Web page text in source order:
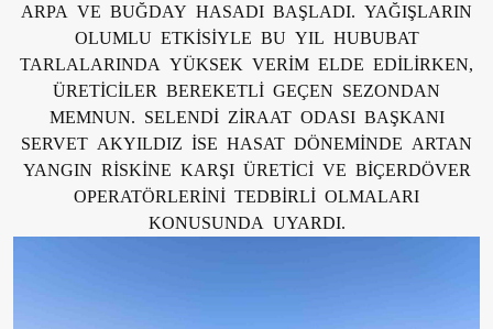
ARPA VE BUĞDAY HASADI BAŞLADI. YAĞIŞLARIN
OLUMLU ETKİSİYLE BU YIL HUBUBAT
TARLALARINDA YÜKSEK VERİM ELDE EDİLİRKEN,
ÜRETİCİLER BEREKETLİ GEÇEN SEZONDAN
MEMNUN. SELENDİ ZİRAAT ODASI BAŞKANI
SERVET AKYILDIZ İSE HASAT DÖNEMİNDE ARTAN
YANGIN RİSKİNE KARŞI ÜRETİCİ VE BİÇERDÖVER
OPERATÖRLERİNİ TEDBİRLİ OLMALARI
KONUSUNDA UYARDI.